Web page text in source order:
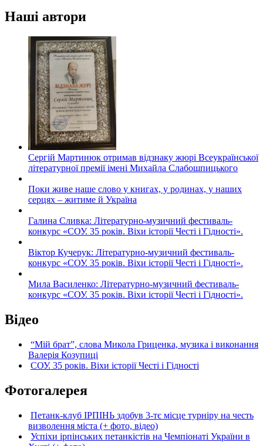
Наші автори
Сергій Мартинюк отримав відзнаку жюрі Всеукраїнської
літературної премії імені Михайла Слабошпицького
Поки живе наше слово у книгах, у родинах, у наших
серцях – житиме й Україна
Галина Сливка: Літературно-музичний фестиваль-
конкурс «СОУ. 35 років. Віхи історії Честі і Гідності».
Віктор Кучерук: Літературно-музичний фестиваль-
конкурс «СОУ. 35 років. Віхи історії Честі і Гідності».
Мила Василенко: Літературно-музичний фестиваль-
конкурс «СОУ. 35 років. Віхи історії Честі і Гідності».
Відео
“Мій брат”, слова Микола Гриценка, музика і виконання
Валерія Козупиці
СОУ. 35 років. Віхи історії Честі і Гідності
Фотогалерея
Петанк-клуб ІРПІНЬ здобув 3-тє місце турніру на честь
визволення міста (+ фото, відео)
Успіхи ірпінських петанкістів на Чемпіонаті України в